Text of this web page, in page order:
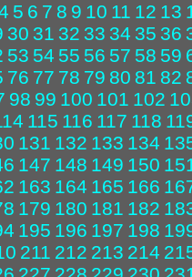
5 6 7 8 9 10 11 12 13
30 31 32 33 34 35 36
53 54 55 56 57 58 59
76 77 78 79 80 81 82
98 99 100 101 102
115 116 117 118
131 132 133 134
147 148 149 150
163 164 165 166
179 180 181 182
195 196 197 198
211 212 213 214